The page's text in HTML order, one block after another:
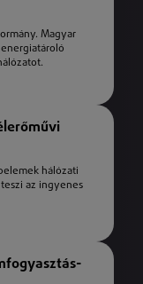
Magyar
hálózati
az ingyenes